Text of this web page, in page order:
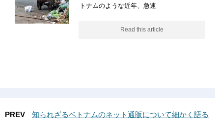
トナムのような近年、急速
Read this article
PREV
知られざるベトナムのネット通販について細かく語る